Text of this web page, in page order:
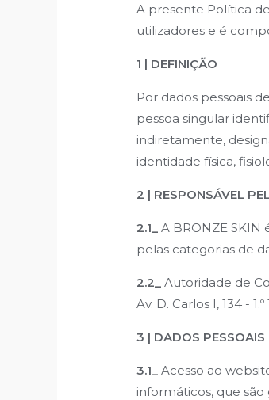
A presente Política
utilizadores e é
1 | DEFINIÇÃO
Por dados pessoais
pessoa singular
indiretamente,
identidade física,
2 | RESPONSÁVEL
2.1_
A BRONZE
pelas categorias de
2.2_
Autoridade de
Av. D. Carlos I, 134 -
3 | DADOS PESSOAIS
3.1_
Acesso ao
informáticos, que